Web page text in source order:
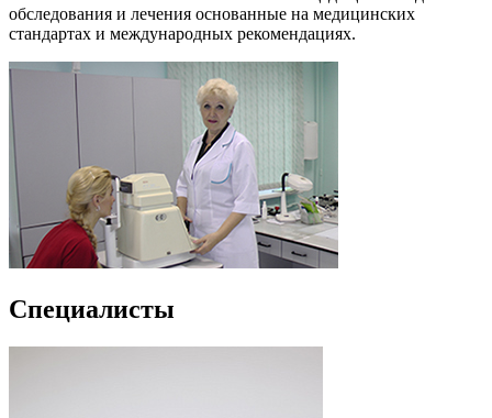
обследования и лечения основанные на медицинских
стандартах и международных рекомендациях.
Специалисты